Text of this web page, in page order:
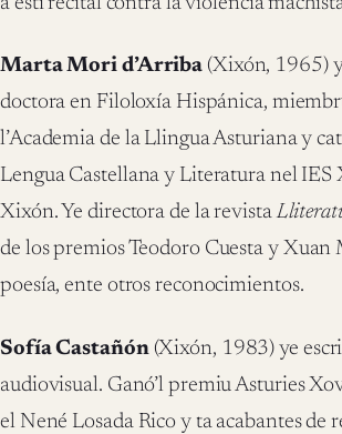
Marta Mori d’Arriba (Xixón, 1965)
doctora en Filoloxía Hispánica,
l’Academia de la Llingua Asturiana y
Lengua Castellana y Literatura nel IES
Xixón. Ye directora de la revista
de los premios Teodoro Cuesta y Xuan
poesía, ente otros reconocimientos.
Sofía Castañón(Xixón, 1983) ye
audiovisual. Ganó’l premiu Asturies
el Nené Losada Rico y ta acabantes de